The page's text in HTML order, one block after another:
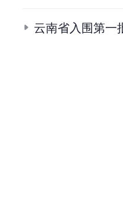
云南省入围第一